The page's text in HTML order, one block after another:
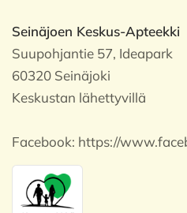
Seinäjoen Keskus-Apteekki
Suupohjantie 57, Ideapark
60320 Seinäjoki
Keskustan lähettyvillä
Facebook: https://